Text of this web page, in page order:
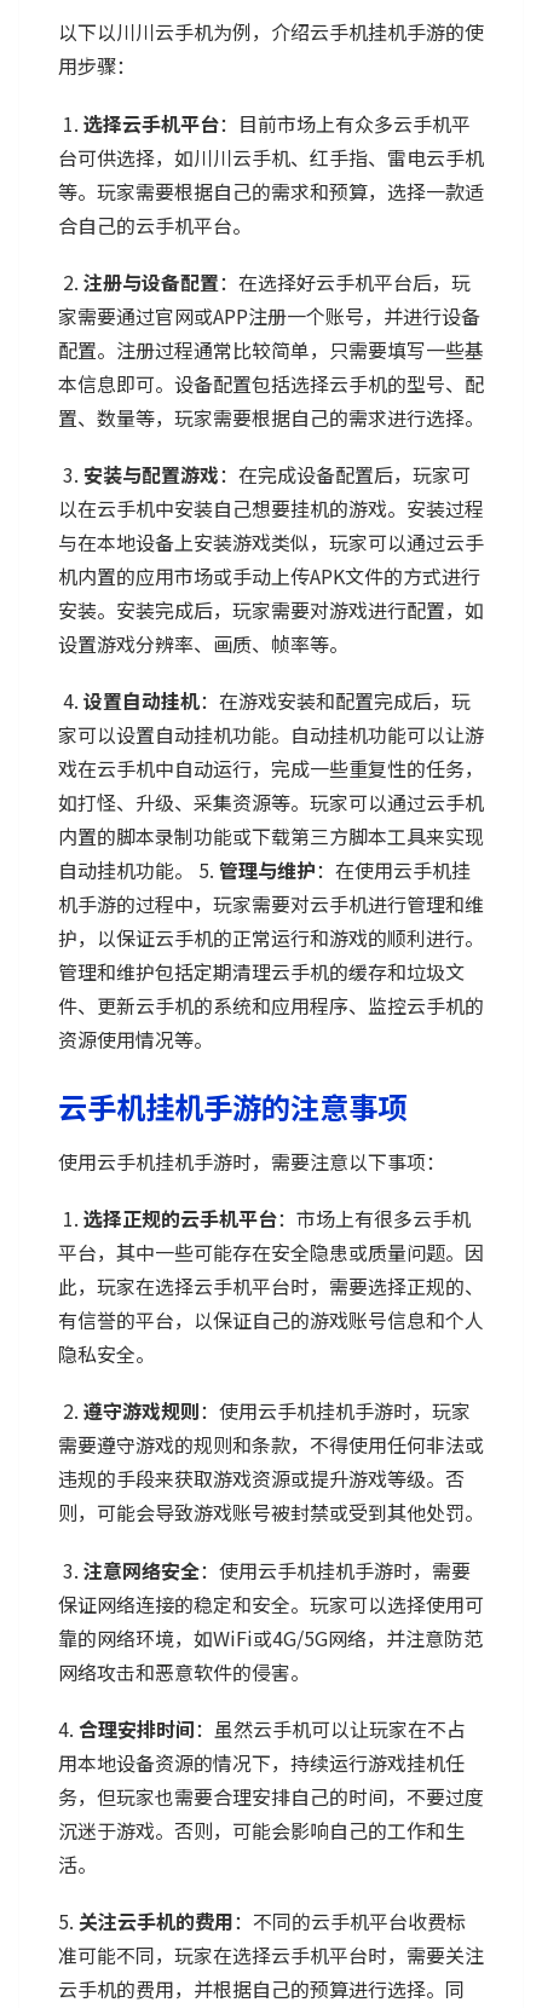
以下以川川云手机为例，介绍云手机挂机手游的使
用步骤：
1. 选择云手机平台：目前市场上有众多云手机平
台可供选择，如川川云手机、红手指、雷电云手机
等。玩家需要根据自己的需求和预算，选择一款适
合自己的云手机平台。
2. 注册与设备配置：在选择好云手机平台后，玩
家需要通过官网或APP注册一个账号，并进行设备
配置。注册过程通常比较简单，只需要填写一些基
本信息即可。设备配置包括选择云手机的型号、配
置、数量等，玩家需要根据自己的需求进行选择。
3. 安装与配置游戏：在完成设备配置后，玩家可
以在云手机中安装自己想要挂机的游戏。安装过程
与在本地设备上安装游戏类似，玩家可以通过云手
机内置的应用市场或手动上传APK文件的方式进行
安装。安装完成后，玩家需要对游戏进行配置，如
设置游戏分辨率、画质、帧率等。
4. 设置自动挂机：在游戏安装和配置完成后，玩
家可以设置自动挂机功能。自动挂机功能可以让游
戏在云手机中自动运行，完成一些重复性的任务，
如打怪、升级、采集资源等。玩家可以通过云手机
内置的脚本录制功能或下载第三方脚本工具来实现
自动挂机功能。 5. 管理与维护：在使用云手机挂
机手游的过程中，玩家需要对云手机进行管理和维
护，以保证云手机的正常运行和游戏的顺利进行。
管理和维护包括定期清理云手机的缓存和垃圾文
件、更新云手机的系统和应用程序、监控云手机的
资源使用情况等。
云手机挂机手游的注意事项
使用云手机挂机手游时，需要注意以下事项：
1. 选择正规的云手机平台：市场上有很多云手机
平台，其中一些可能存在安全隐患或质量问题。因
此，玩家在选择云手机平台时，需要选择正规的、
有信誉的平台，以保证自己的游戏账号信息和个人
隐私安全。
2. 遵守游戏规则：使用云手机挂机手游时，玩家
需要遵守游戏的规则和条款，不得使用任何非法或
违规的手段来获取游戏资源或提升游戏等级。否
则，可能会导致游戏账号被封禁或受到其他处罚。
3. 注意网络安全：使用云手机挂机手游时，需要
保证网络连接的稳定和安全。玩家可以选择使用可
靠的网络环境，如WiFi或4G/5G网络，并注意防范
网络攻击和恶意软件的侵害。
4. 合理安排时间：虽然云手机可以让玩家在不占
用本地设备资源的情况下，持续运行游戏挂机任
务，但玩家也需要合理安排自己的时间，不要过度
沉迷于游戏。否则，可能会影响自己的工作和生
活。
5. 关注云手机的费用：不同的云手机平台收费标
准可能不同，玩家在选择云手机平台时，需要关注
云手机的费用，并根据自己的预算进行选择。同